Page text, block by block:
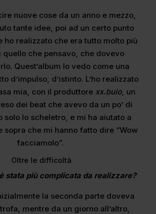
nuove cose da un anno e mezzo,
tante idee, poi ad un certo punto
ho realizzato che era tutto molto più
quello che pensavo, che dovevo
Quest’album lo vedo come una
d’impulso, d’istinto. L’ho realizzato
mia, con il produttore xx.buio, un
dei beat che avevo da un po’ di
solo lo scheletro, e mi ha aiutato a
sopra che mi hanno fatto dire “Wow
facciamolo”.
Oltre le difficoltà
stata più complicata da realizzare?
la seconda parte doveva
mentre da un giorno all’altro,